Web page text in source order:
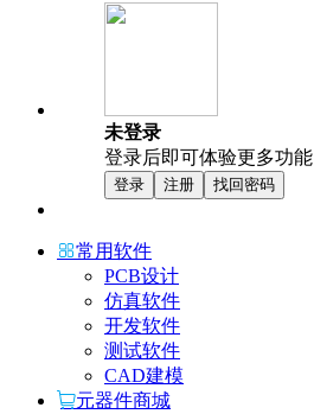
未登录
登录后即可体验更多功能
登录 注册 找回密码
常用软件
PCB设计
仿真软件
开发软件
测试软件
CAD建模
元器件商城